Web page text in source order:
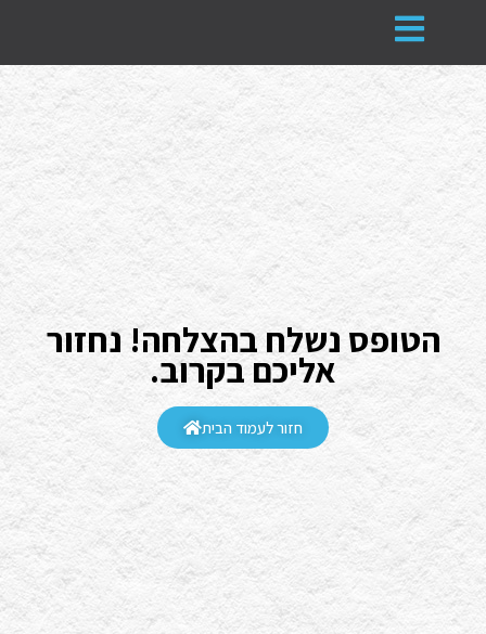
הטופס נשלח בהצלחה! נחזור
אליכם בקרוב.
חזור לעמוד הבית